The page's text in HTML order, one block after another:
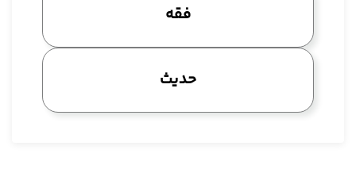
شده این تصویرش باید این جوری باشد که باید فرض یقین بکنیم،
از بین ببرد، اگر بخواهد احدهما دیگه فرض هر دو نمی شود مثلا
کسانی که گفتند در استصحاب شما شک را منفی می کنید، ملغی می
کنید، این نباید مراد بشود چون فرضش این است که هم یقین هست
هم شک است یا اگر قاعده شک ساری که انسان یقین به یک چیزی
فقه
حدیث